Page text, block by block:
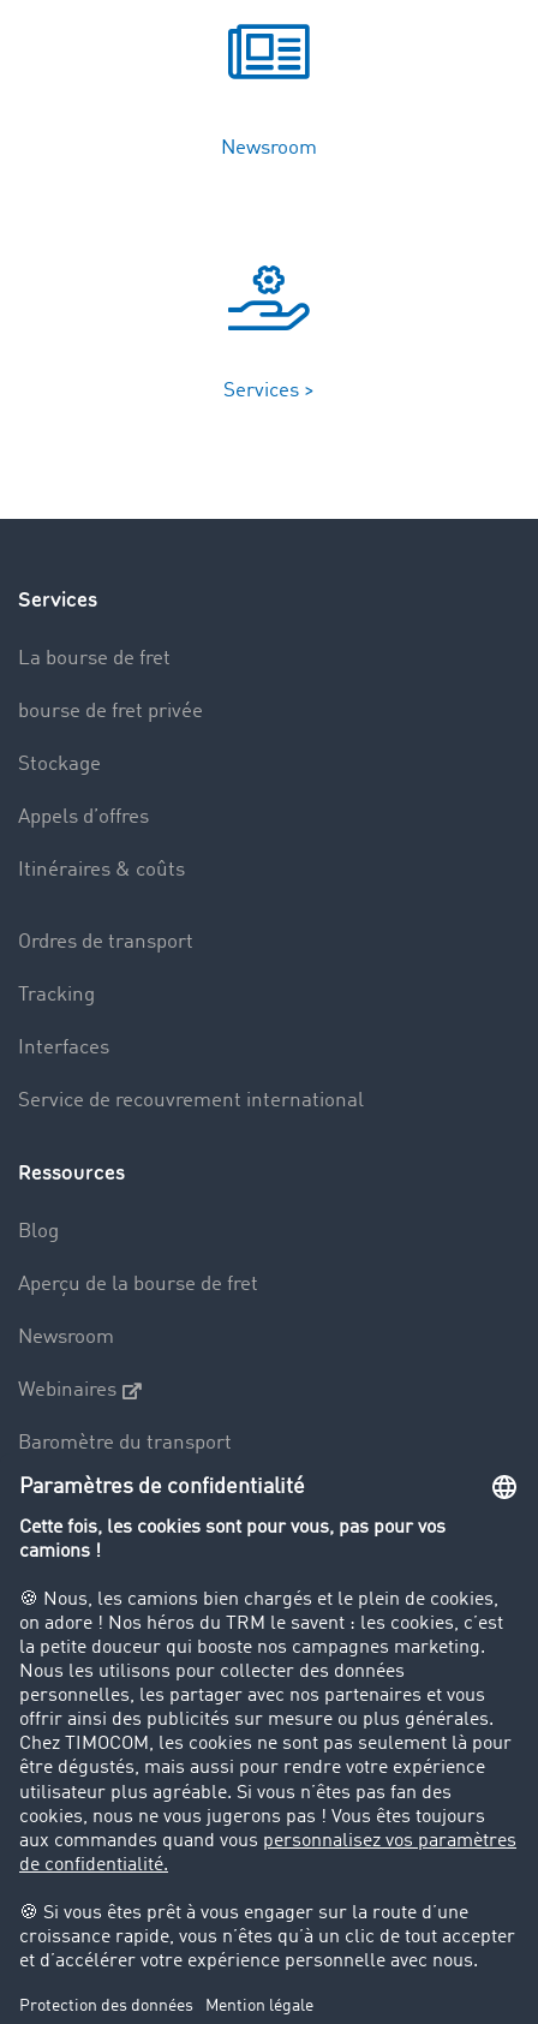
Newsroom
Services >
Services
La bourse de fret
bourse de fret privée
Stockage
Appels d’offres
Itinéraires & coûts
Ordres de transport
Tracking
Interfaces
Service de recouvrement international
Ressources
Blog
Aperçu de la bourse de fret
Newsroom
Webinaires
Baromètre du transport
Le dictionnaire du transport
Interdiction de circulation des poids lourds
Entreprise
Parrainage clients
Success Stories
Cadre légal
Mentions légales
Protection des données
Cookie-Einstellungen